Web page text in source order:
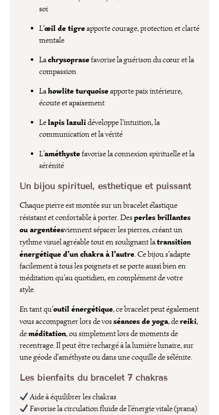
soi
L’œil de tigreapporte courage, protection et clarté
mentale
Lachrysoprasefavorise la guérison du cœur et la
compassion
Lahowlite turquoiseapporte paix intérieure,
écoute et apaisement
Lelapis lazulidéveloppe l’intuition, la
communication et la vérité
L’améthystefavorise la connexion spirituelle et la
sérénité
Un bijou spirituel, esthétique et puissant
Chaque pierre est montée sur un bracelet élastique
résistant et confortable à porter. Desperles brillantes
ou argentéesviennent séparer les pierres, créant un
rythme visuel agréable tout en soulignant latransition
énergétique d’un chakra à l’autre. Ce bijou s’adapte
facilement à tous les poignets et se porte aussi bien en
méditation qu’au quotidien, en complément de votre
style.
En tant qu’outil énergétique, ce bracelet peut également
vous accompagner lors de vosséances de yoga, dereiki,
deméditation, ou simplement lors de moments de
recentrage. Il peut être rechargé à la lumière lunaire, sur
une géode d’améthyste ou dans une coquille de sélénite.
Les bienfaits du bracelet 7 chakras
Aide à équilibrer les chakras
Favorise la circulation fluide de l’énergie vitale (prana)